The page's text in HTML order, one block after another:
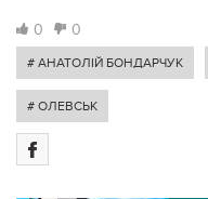
0 0
# АНАТОЛІЙ БОНДАРЧУК
# ОЛЕВСЬК